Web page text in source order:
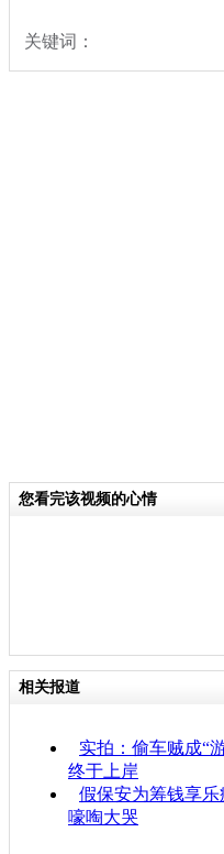
关键词：
您看完该视频的心情
相关报道
实拍：偷车贼成“
终于上岸
假保安为筹钱享
嚎啕大哭